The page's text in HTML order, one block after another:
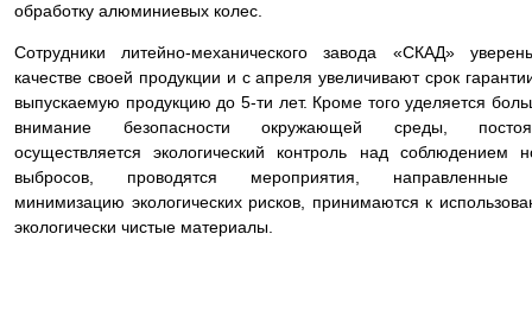
обработку алюминиевых колес.
Сотрудники литейно-механического завода «СКАД»
качестве своей продукции и с апреля увеличивают срок
выпускаемую продукцию до 5-ти лет. Кроме того уделяется
внимание безопасности окружающей среды,
осуществляется экологический контроль над соблюдением
выбросов, проводятся мероприятия,
минимизацию экологических рисков, принимаются к
экологически чистые материалы.